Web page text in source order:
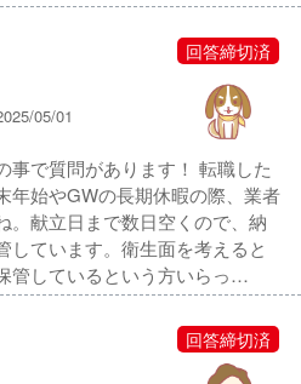
05/01
回答締切済
事で質問があります！ 転職した
年始やGWの長期休暇の際、業者
。献立日まで数日空くので、納
しています。衛生面を考えると
管しているという方いらっ…
回答締切済